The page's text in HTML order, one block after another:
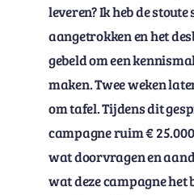
leveren? Ik heb de stoute
aangetrokken en het
gebeld om een
maken. Twee weken
om tafel. Tijdens dit
campagne ruim €
wat doorvragen en
wat deze campagne het